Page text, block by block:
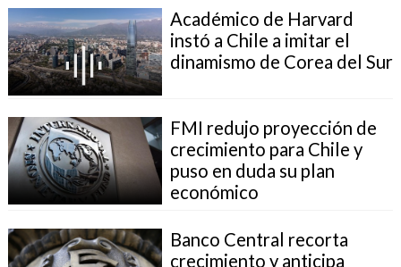
Académico de Harvard
instó a Chile a imitar el
dinamismo de Corea del Sur
FMI redujo proyección de
crecimiento para Chile y
puso en duda su plan
económico
Banco Central recorta
crecimiento y anticipa